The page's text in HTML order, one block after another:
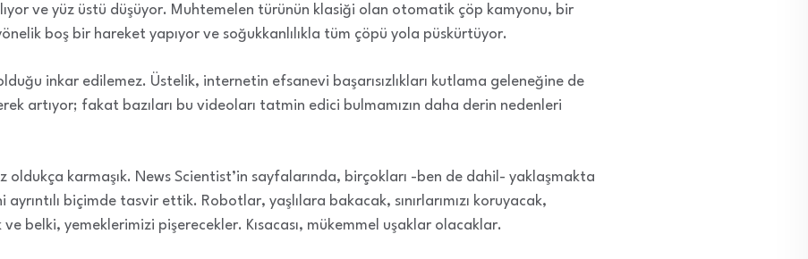
ve yüz üstü düşüyor. Muhtemelen türünün klasiği olan otomatik çöp kamyonu, bir
boş bir hareket yapıyor ve soğukkanlılıkla tüm çöpü yola püskürtüyor.
inkar edilemez. Üstelik, internetin efsanevi başarısızlıkları kutlama geleneğine de
artıyor; fakat bazıları bu videoları tatmin edici bulmamızın daha derin nedenleri
oldukça karmaşık. News Scientist’in sayfalarında, birçokları -ben de dahil- yaklaşmakta
biçimde tasvir ettik. Robotlar, yaşlılara bakacak, sınırlarımızı koruyacak,
belki, yemeklerimizi pişerecekler. Kısacası, mükemmel uşaklar olacaklar.